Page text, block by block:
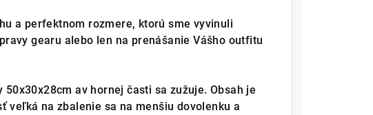
a perfektnom rozmere, ktorú sme vyvinuli
gearu alebo len na prenášanie Vášho outfitu
av hornej časti sa zužuje. Obsah je
veľká na zbalenie sa na menšiu dovolenku a